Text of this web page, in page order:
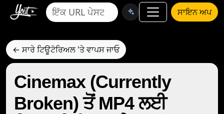
ਸਾਇਨ ਅਪ
← ਸਾਰੇ ਟਿਊਟੋਰਿਅਲ 'ਤੇ ਵਾਪਸ ਜਾਓ
Cinemax (Currently
Broken) ਤੋਂ MP4 ਲਈ